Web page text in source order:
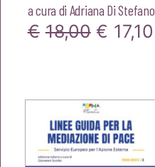
a cura di Adriana Di Stefano
€ 18,00 Il
era:
€18,00.
€ 17,10